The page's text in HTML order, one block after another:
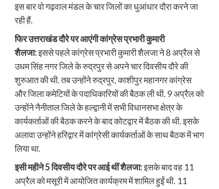
इस बार वो गढ़वाल मंडल के चार जिलों का धुआंधार दौरा करने जा
रही हैं.
फिर उत्तराखंड दौरे पर आएंगी कांग्रेस प्रभारी कुमारी
शैलजा:इससे पहले कांग्रेस प्रभारी कुमारी शैलजा ने 8 अप्रैल से
उधम सिंह नगर जिले के रुद्रपुर से अपने चार दिवसीय दौरे की
शुरुआत की थी. तब उन्होंने रुद्रपुर, काशीपुर महानगर कांग्रेस
और जिला कमेटियों के पदाधिकारियों की बैठक ली थी. 9 अप्रैल को
उन्होंने नैनीताल जिले के हल्द्वानी में सभी विधानसभा क्षेत्र के
कार्यकर्ताओं की बैठक करने के बाद कोटद्वार में बैठक की थी. इसके
अलावा उन्होंने हरिद्वार में कांग्रेसी कार्यकर्ताओं के साथ बैठक में भाग
लिया था.
इसी महीने 5 दिवसीय दौरे पर आई थीं शैलजा:इसके बाद वह 11
अप्रैल को मसूरी में आयोजित कार्यक्रम में शामिल हुईं थी. 11